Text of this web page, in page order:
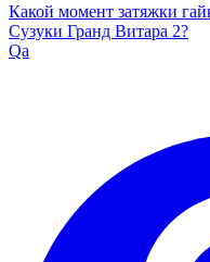
Какой момент затяжки
Сузуки Гранд Витара 2?
Qa